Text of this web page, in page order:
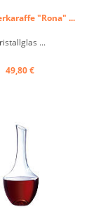
"Rona" ...
...
49,80 €